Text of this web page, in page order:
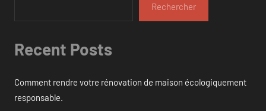
Rechercher
Recent Posts
Comment rendre votre rénovation de maison écologiquement
responsable.